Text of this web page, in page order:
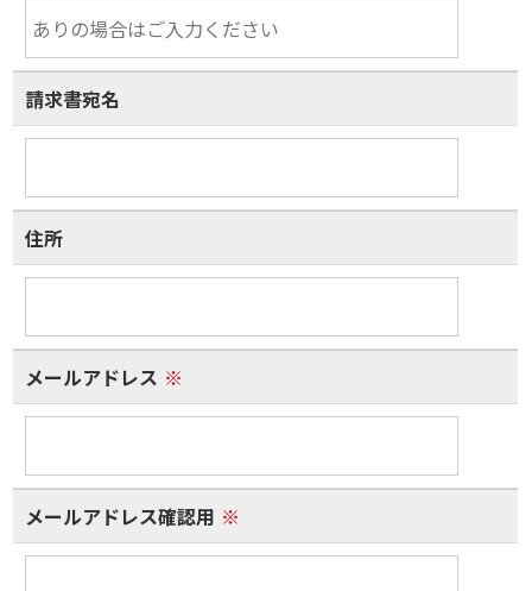
請求書宛名
住所
メールアドレス ※
メールアドレス確認用 ※